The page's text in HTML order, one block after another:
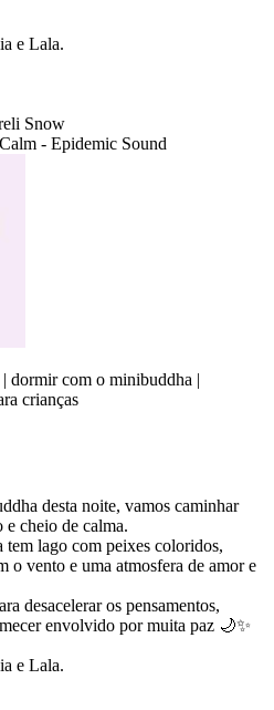
e Lala.
Snow
- Epidemic Sound
dormir com o minibuddha |
crianças
desta noite, vamos caminhar
cheio de calma.
lago com peixes coloridos,
o vento e uma atmosfera de amor e
desacelerar os pensamentos,
envolvido por muita paz 🌙✨
e Lala.